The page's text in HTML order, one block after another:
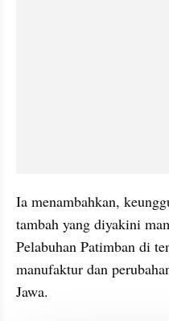
Ia menambahkan,
tambah yang diyakini
Pelabuhan Patimban di
manufaktur dan
Jawa.